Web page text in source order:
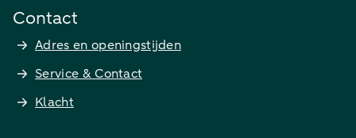
Contact
Adres en openingstijden
Service & Contact
Klacht